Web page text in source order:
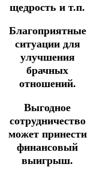
щедрость и т.п.
Благоприятные
ситуации для
улучшения
брачных
отношений.
Выгодное
сотрудничество
может принести
финансовый
выигрыш.